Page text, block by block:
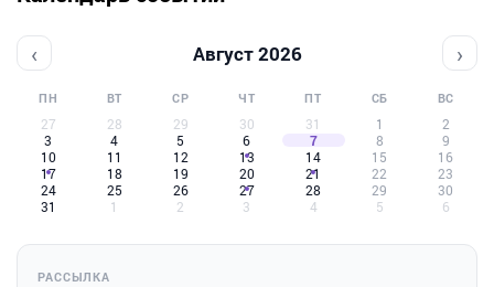
‹ Август 2026 ›
ПН ВТ СР ЧТ ПТ СБ ВС
27 28 29 30 31 1
2
3
4 5 6 7 8
9
10
11 12 13 14 15
16
17
18 19 20 21 22
23
24
25 26 27 28 29
30
31
1 2 3 4 5 6
РАССЫЛКА